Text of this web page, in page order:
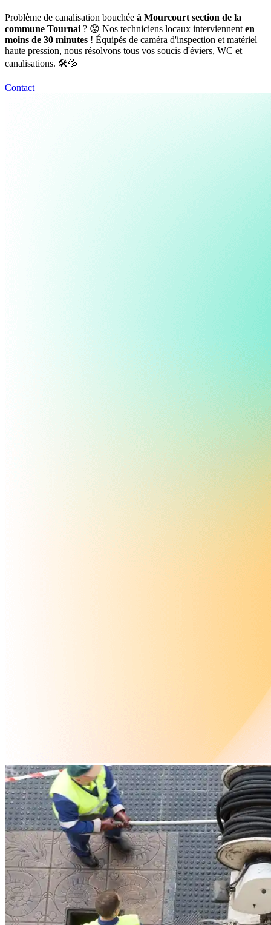
Problème de canalisation bouchée à Mourcourt section de la
commune Tournai ? 😟 Nos techniciens locaux interviennent en
moins de 30 minutes ! Équipés de caméra d'inspection et matériel
haute pression, nous résolvons tous vos soucis d'éviers, WC et
canalisations. 🛠️💦
Contact